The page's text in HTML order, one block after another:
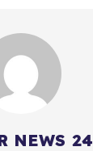
NEWS 24